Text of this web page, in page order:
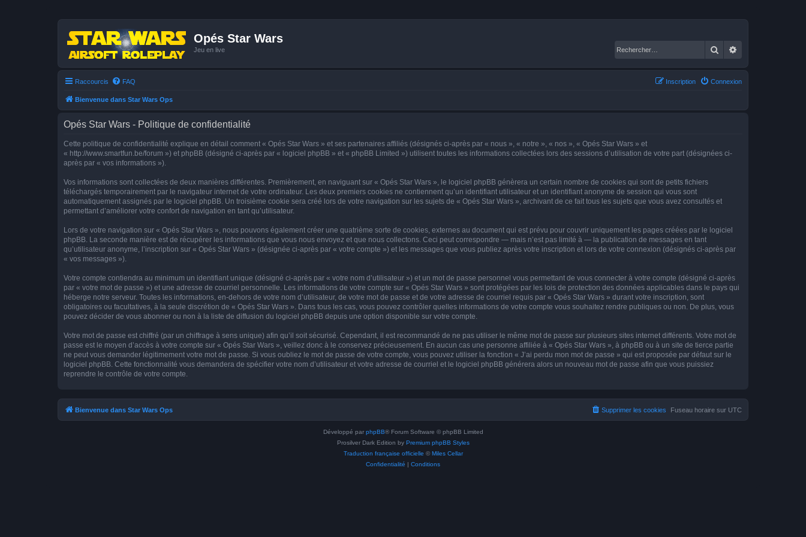
Opés Star Wars
Jeu en live Rechercher
Raccourcis FAQ Connexion
Inscription
Bienvenue dans Star Wars Ops
Opés Star Wars - Politique de confidentialité
Cette politique de confidentialité explique en détail comment « Opés Star Wars » et ses partenaires affiliés (désignés ci-après par « nous », « notre », « nos », « Opés Star Wars » et
« http://www.smartfun.be/forum ») et phpBB (désigné ci-après par « logiciel phpBB » et « phpBB Limited ») utilisent toutes les informations collectées lors des sessions d’utilisation de votre part (désignées ci-
après par « vos informations »).
Vos informations sont collectées de deux manières différentes. Premièrement, en naviguant sur « Opés Star Wars », le logiciel phpBB génèrera un certain nombre de cookies qui sont de petits fichiers
téléchargés temporairement par le navigateur internet de votre ordinateur. Les deux premiers cookies ne contiennent qu’un identifiant utilisateur et un identifiant anonyme de session qui vous sont
automatiquement assignés par le logiciel phpBB. Un troisième cookie sera créé lors de votre navigation sur les sujets de « Opés Star Wars », archivant de ce fait tous les sujets que vous avez consultés et
permettant d’améliorer votre confort de navigation en tant qu’utilisateur.
Lors de votre navigation sur « Opés Star Wars », nous pouvons également créer une quatrième sorte de cookies, externes au document qui est prévu pour couvrir uniquement les pages créées par le logiciel
phpBB. La seconde manière est de récupérer les informations que vous nous envoyez et que nous collectons. Ceci peut correspondre — mais n’est pas limité à — la publication de messages en tant
qu’utilisateur anonyme, l’inscription sur « Opés Star Wars » (désignée ci-après par « votre compte ») et les messages que vous publiez après votre inscription et lors de votre connexion (désignés ci-après par
« vos messages »).
Votre compte contiendra au minimum un identifiant unique (désigné ci-après par « votre nom d’utilisateur ») et un mot de passe personnel vous permettant de vous connecter à votre compte (désigné ci-après
par « votre mot de passe ») et une adresse de courriel personnelle. Les informations de votre compte sur « Opés Star Wars » sont protégées par les lois de protection des données applicables dans le pays qui
héberge notre serveur. Toutes les informations, en-dehors de votre nom d’utilisateur, de votre mot de passe et de votre adresse de courriel requis par « Opés Star Wars » durant votre inscription, sont
obligatoires ou facultatives, à la seule discrétion de « Opés Star Wars ». Dans tous les cas, vous pouvez contrôler quelles informations de votre compte vous souhaitez rendre publiques ou non. De plus, vous
pouvez décider de vous abonner ou non à la liste de diffusion du logiciel phpBB depuis une option disponible sur votre compte.
Votre mot de passe est chiffré (par un chiffrage à sens unique) afin qu’il soit sécurisé. Cependant, il est recommandé de ne pas utiliser le même mot de passe sur plusieurs sites internet différents. Votre mot de
passe est le moyen d’accès à votre compte sur « Opés Star Wars », veillez donc à le conservez précieusement. En aucun cas une personne affiliée à « Opés Star Wars », à phpBB ou à un site de tierce partie
ne peut vous demander légitimement votre mot de passe. Si vous oubliez le mot de passe de votre compte, vous pouvez utiliser la fonction « J’ai perdu mon mot de passe » qui est proposée par défaut sur le
logiciel phpBB. Cette fonctionnalité vous demandera de spécifier votre nom d’utilisateur et votre adresse de courriel et le logiciel phpBB générera alors un nouveau mot de passe afin que vous puissiez
reprendre le contrôle de votre compte.
Bienvenue dans Star Wars Ops Fuseau horaire sur UTC
Supprimer les cookies
Développé par phpBB® Forum Software © phpBB Limited
Prosilver Dark Edition by Premium phpBB Styles
Traduction française officielle © Miles Cellar
Confidentialité | Conditions